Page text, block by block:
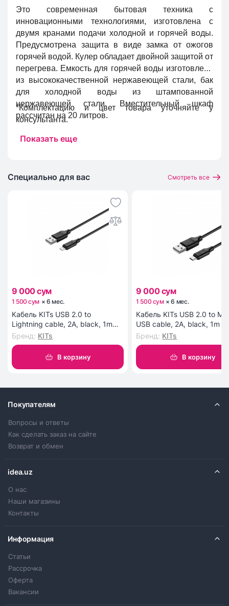
Это современная бытовая техника с
инновационными технологиями, изготовлена с
двумя кранами подачи холодной и горячей воды.
Предусмотрена защита в виде замка от ожогов
горячей водой. Кулер обладает двойной защитой от
перегрева. Емкость для горячей воды изготовлена
из высококачественной нержавеющей стали, бак
для холодной воды из штампованной
нержавеющей стали. Вместительный шкаф
рассчитан на 20 литров.
*Комплектацию и цвет товара уточняйте у
консультанта.
Показать еще
Специально для вас Смотреть все
9 000 сум
1 500 сум × 6 мес.
Кабель KITs USB 2.0 to
Lightning cable, 2A, black, 1m
(KITS-W-003)
Бренд: KITs
В корзину
9 000 сум
1 500 сум ×6 мес.
Кабель KITs USB 2.0 to
USB cable, 2A, black, 1m
W-002)
Бренд: KITs
В корзину
Покупателям
Вопросы и ответы
Как сделать заказ на сайте
Возврат и обмен
idea.uz
О нас
Наши магазины
Контакты
Информация
Статьи
Рассрочка
Оферта
Вакансии